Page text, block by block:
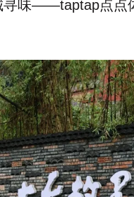
寻味——taptap点点